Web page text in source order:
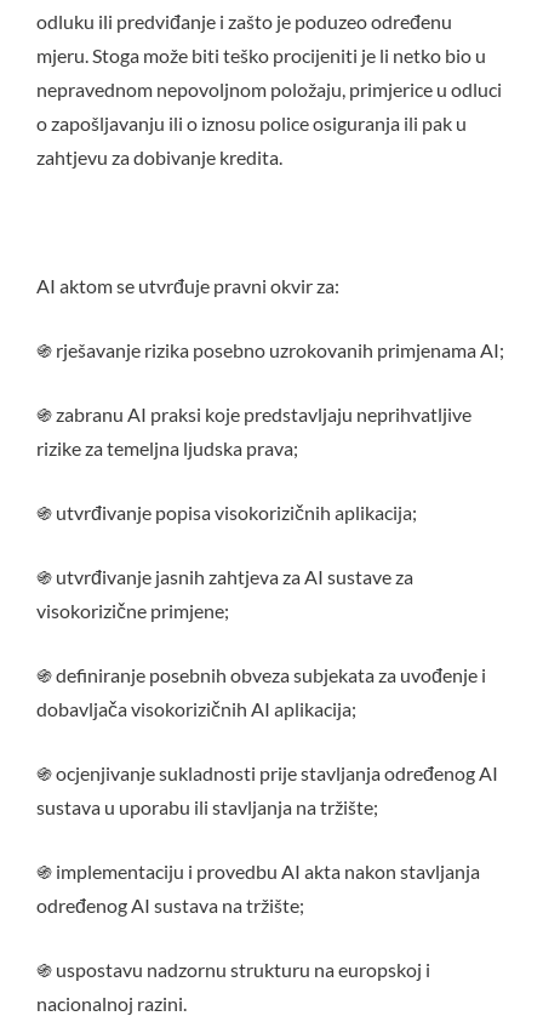
odluku ili predviđanje i zašto je poduzeo određenu
mjeru. Stoga može biti teško procijeniti je li netko bio u
nepravednom nepovoljnom položaju, primjerice u odluci
o zapošljavanju ili o iznosu police osiguranja ili pak u
zahtjevu za dobivanje kredita.
AI aktom se utvrđuje pravni okvir za:
֍ rješavanje rizika posebno uzrokovanih primjenama AI;
֍ zabranu AI praksi koje predstavljaju neprihvatljive
rizike za temeljna ljudska prava;
֍ utvrđivanje popisa visokorizičnih aplikacija;
֍ utvrđivanje jasnih zahtjeva za AI sustave za
visokorizične primjene;
֍ definiranje posebnih obveza subjekata za uvođenje i
dobavljača visokorizičnih AI aplikacija;
֍ ocjenjivanje sukladnosti prije stavljanja određenog AI
sustava u uporabu ili stavljanja na tržište;
֍ implementaciju i provedbu AI akta nakon stavljanja
određenog AI sustava na tržište;
֍ uspostavu nadzornu strukturu na europskoj i
nacionalnoj razini.